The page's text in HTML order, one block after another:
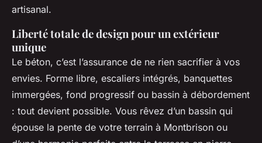
artisanal.
Liberté totale de design pour un extérieur
unique
Le béton, c’est l’assurance de ne rien sacrifier à vos
envies. Forme libre, escaliers intégrés, banquettes
immergées, fond progressif ou bassin à débordement
: tout devient possible. Vous rêvez d’un bassin qui
épouse la pente de votre terrain à Montbrison ou